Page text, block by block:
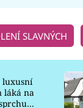
SLAVNÝCH
luxusní
láká na